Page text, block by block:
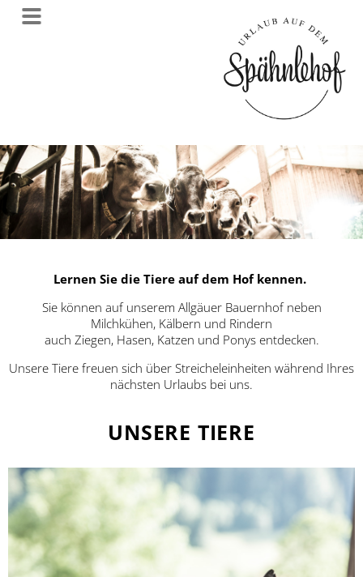
Lernen Sie die Tiere auf dem Hof kennen.
Sie können auf unserem Allgäuer Bauernhof neben
Milchkühen, Kälbern und Rindern
auch Ziegen, Hasen, Katzen und Ponys entdecken.
Unsere Tiere freuen sich über Streicheleinheiten während Ihres
nächsten Urlaubs bei uns.
UNSERE TIERE